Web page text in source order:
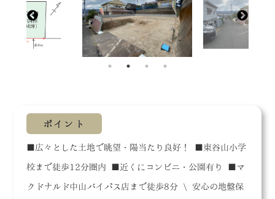
ポイント
■広々とした土地で眺望・陽当たり良好！ ■東谷山小学
校まで徒歩12分圏内 ■近くにコンビニ・公園有り ■マ
クドナルド中山バイパス店まで徒歩8分 \ 安心の地盤保